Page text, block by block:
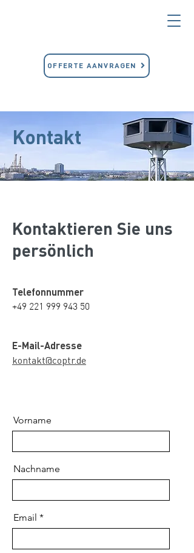
OFFERTE AANVRAGEN
Kontakt
Kontaktieren Sie uns
persönlich
Telefonnummer
+49 221 999 943 50
E-Mail-Adresse
kontakt@coptr.de
Vorname
Nachname
Email